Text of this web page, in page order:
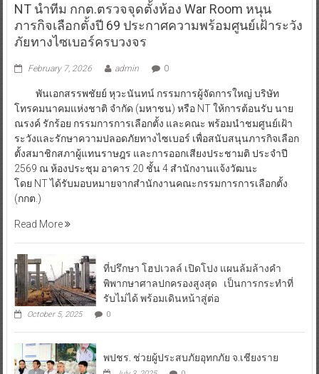
NT นำทีม กกต.ตรวจจุดตั้งห้อง War Room หนุน
ภารกิจเลือกตั้งปี 69 ประกาศความพร้อมศูนย์เฝ้าระวัง
ภัยทางไซเบอร์ครบวงจร
February 7, 2026 admin 0
พันเอกสรรพชัยย์ หุวะนันทน์ กรรมการผู้จัดการใหญ่ บริษัท
โทรคมนาคมแห่งชาติ จำกัด (มหาชน) หรือ NT ให้การต้อนรับ นาย
ณรงค์ รักร้อย กรรมการการเลือกตั้ง และคณะ พร้อมนำชมศูนย์เฝ้า
ระวังและรักษาความปลอดภัยทางไซเบอร์ เพื่อสนับสนุนภารกิจเลือก
ตั้งสมาชิกสภาผู้แทนราษฎร และการออกเสียงประชามติ ประจำปี
2569 ณ ห้องประชุม อาคาร 20 ชั้น 4 สำนักงานแจ้งวัฒนะ
โดย NT ได้รับมอบหมายจากสำนักงานคณะกรรมการการเลือกตั้ง
(กกต.)
Read More
ที่ปรึกษา โฮปเวลล์ เปิดโปง แผนล้มล้างคำ
พิพากษาศาลปกครองสูงสุด เป็นการกระทำที่
รับไม่ได้ พร้อมเดินหน้าสู่ต่อ
October 5, 2025 0
พปชร. ช่วยผู้ประสบภัยอุทกภัย จ.เชียงราย